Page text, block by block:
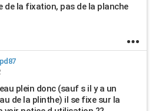
de la fixation, pas de la planche
plein donc (sauf s il y a un
de la plinthe) il se fixe sur la